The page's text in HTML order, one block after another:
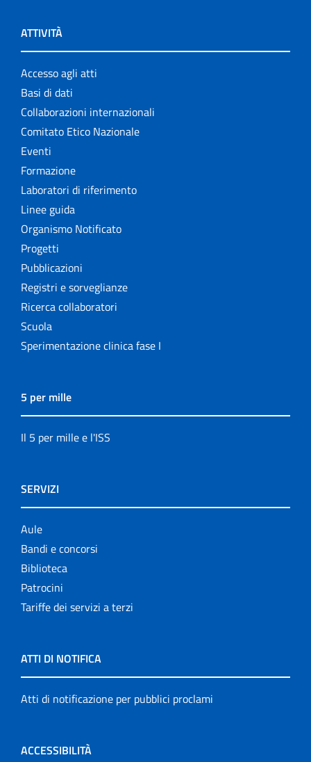
ATTIVITÀ
Accesso agli atti
Basi di dati
Collaborazioni internazionali
Comitato Etico Nazionale
Eventi
Formazione
Laboratori di riferimento
Linee guida
Organismo Notificato
Progetti
Pubblicazioni
Registri e sorveglianze
Ricerca collaboratori
Scuola
Sperimentazione clinica fase I
5 per mille
Il 5 per mille e l'ISS
SERVIZI
Aule
Bandi e concorsi
Biblioteca
Patrocini
Tariffe dei servizi a terzi
ATTI DI NOTIFICA
Atti di notificazione per pubblici proclami
ACCESSIBILITÀ